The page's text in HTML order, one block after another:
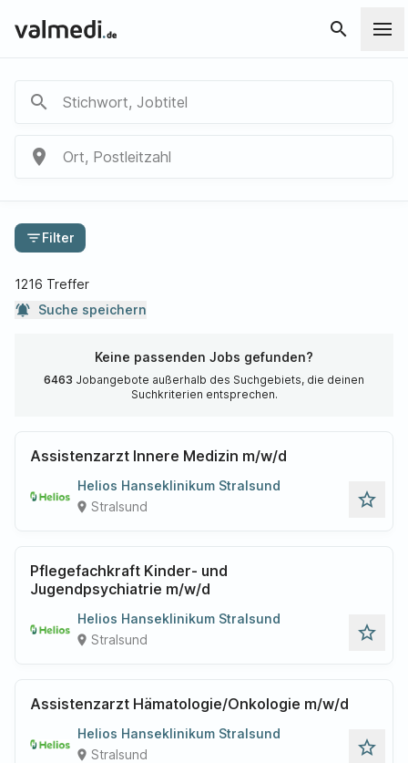
search
search Stichwort, Jobtitel
place Ort, Postleitzahl
filter_listFilter
1216 Treffer
notifications_active Suche speichern
Keine passenden Jobs gefunden?
6463 Jobangebote außerhalb des Suchgebiets, die deinen
Suchkriterien entsprechen.
Assistenzarzt Innere Medizin m/w/d
Helios Hanseklinikum Stralsund
place Stralsund star_outline
Pflegefachkraft Kinder- und
Jugendpsychiatrie m/w/d
Helios Hanseklinikum Stralsund
place Stralsund star_outline
Assistenzarzt Hämatologie/Onkologie m/w/d
Helios Hanseklinikum Stralsund
place Stralsund star_outline